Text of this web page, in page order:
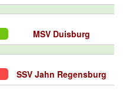
MSV Duisburg
SSV Jahn Regensburg